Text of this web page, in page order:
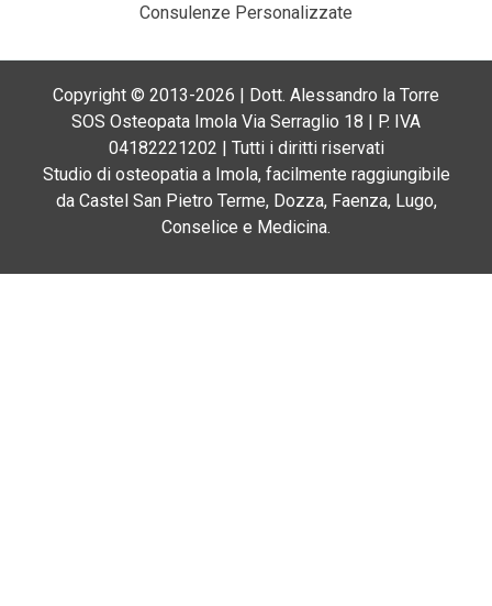
Consulenze Personalizzate
Copyright © 2013-2026 | Dott. Alessandro la Torre
SOS Osteopata Imola Via Serraglio 18 | P. IVA
04182221202 | Tutti i diritti riservati
Studio di osteopatia a Imola, facilmente raggiungibile
da Castel San Pietro Terme, Dozza, Faenza, Lugo,
Conselice e Medicina.